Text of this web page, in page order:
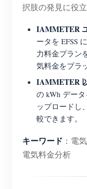
択肢の発見に役立
IAMMETER
ータを EFSS
力料金プラン
気料金をプラ
IAMMETER
の kWh デー
ップロードし
較できます。
キーワード ：電
電気料金分析